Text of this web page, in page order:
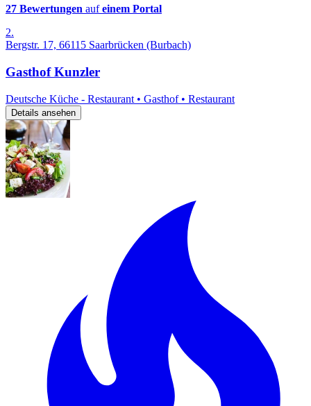
27 Bewertungen aufeinem Portal
2.
Bergstr. 17, 66115 Saarbrücken (Burbach)
Gasthof Kunzler
Deutsche Küche - Restaurant • Gasthof • Restaurant
Details ansehen